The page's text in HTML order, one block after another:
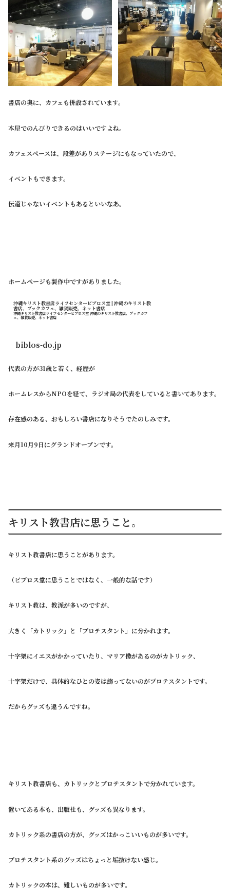
書店の奥に、カフェも併設されています。
本屋でのんびりできるのはいいですよね。
カフェスペースは、段差がありステージにもなっていたので、
イベントもできます。
伝道じゃないイベントもあるといいなあ。
ホームページも製作中ですがありました。
沖縄キリスト教書店ライフセンタービブロス堂 | 沖縄のキリスト教
書店、ブックカフェ、雑貨販売、ネット書店
沖縄キリスト教書店ライフセンタービブロス堂 沖縄のキリスト教書店、ブックカフ
ェ、雑貨販売、ネット書店
biblos-do.jp
代表の方が31歳と若く、経歴が
ホームレスからNPOを経て、ラジオ局の代表をしていると書いてあります。
存在感のある、おもしろい書店になりそうでたのしみです。
来月10月9日にグランドオープンです。
キリスト教書店に思うこと。
キリスト教書店に思うことがあります。
（ビブロス堂に思うことではなく、一般的な話です）
キリスト教は、教派が多いのですが、
大きく「カトリック」と「プロテスタント」に分かれます。
十字架にイエスがかかっていたり、マリア像があるのがカトリック、
十字架だけで、具体的なひとの姿は飾ってないのがプロテスタントです。
だからグッズも違うんですね。
キリスト教書店も、カトリックとプロテスタントで分かれています。
置いてある本も、出版社も、グッズも異なります。
カトリック系の書店の方が、グッズはかっこいいものが多いです。
プロテスタント系のグッズはちょっと垢抜けない感じ。
カトリックの本は、難しいものが多いです。